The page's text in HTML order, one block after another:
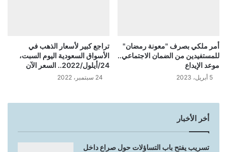
أمر ملكي بصرف "معونة رمضان"
للمستفيدين من الضمان الاجتماعي..
موعد الإيداع
5 أبريل، 2023
تراجع كبير لأسعار الذهب في
الأسواق السعودية اليوم السبت،
24/أيلول/2022.. السعر الآن
24 سبتمبر، 2022
أخر الأخبار
تسريب يفتح باب التساؤلات حول صراع داخل